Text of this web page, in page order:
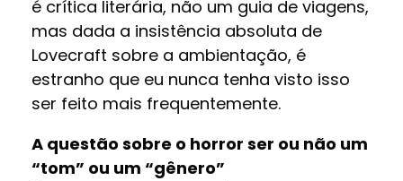
é crítica literária, não um guia de viagens,
mas dada a insistência absoluta de
Lovecraft sobre a ambientação, é
estranho que eu nunca tenha visto isso
ser feito mais frequentemente.
A questão sobre o horror ser ou não um
“tom” ou um “gênero”